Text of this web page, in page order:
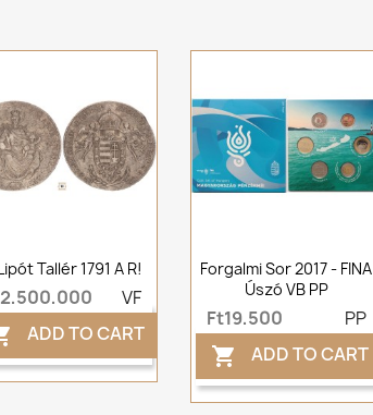
Tallér 1791 A R!
VF
ADD TO CART
Forgalmi Sor 2017 - FINA
Úszó VB PP
Ft19,500 PP
 ADD TO CART